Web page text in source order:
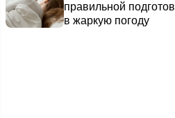
правильной
в жаркую погоду